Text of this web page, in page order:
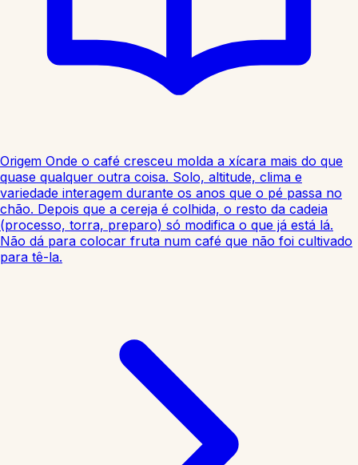
Origem Onde o café cresceu molda a xícara mais do que
quase qualquer outra coisa. Solo, altitude, clima e
variedade interagem durante os anos que o pé passa no
chão. Depois que a cereja é colhida, o resto da cadeia
(processo, torra, preparo) só modifica o que já está lá.
Não dá para colocar fruta num café que não foi cultivado
para tê-la.